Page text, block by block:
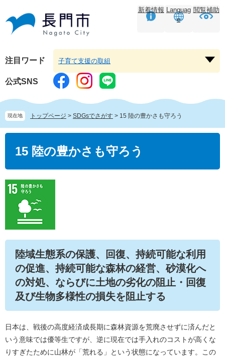
頭
す。
メニューを飛ばして本文へ
新着情報 Languag
e
閲覧補助
注目ワード
ー
子育て支援の取組
公式SNS
現在地 トップページ > SDGsでさがす > 15 陸の豊かさも守ろう
15 陸の豊かさも守ろう
陸域生態系の保護、回復、持続可能な利用
の促進、持続可能な森林の経営、砂漠化へ
の対処、ならびに土地の劣化の阻止・回復
及び生物多様性の損失を阻止する
日本は、戦後の高度経済成長期に森林資源を荒廃させずに済んだと
いう意味では優等生ですが、逆に現在では手入れのコストが高くな
りすぎたために山林が「荒れる」という状態になっています。この